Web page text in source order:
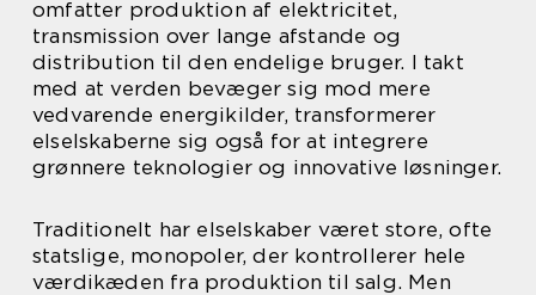
omfatter produktion af elektricitet,
transmission over lange afstande og
distribution til den endelige bruger. I takt
med at verden bevæger sig mod mere
vedvarende energikilder, transformerer
elselskaberne sig også for at integrere
grønnere teknologier og innovative løsninger.
Traditionelt har elselskaber været store, ofte
statslige, monopoler, der kontrollerer hele
værdikæden fra produktion til salg. Men